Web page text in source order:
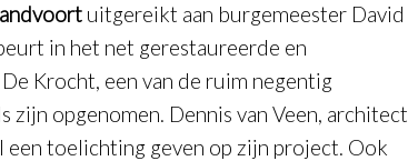
uitgereikt aan burgemeester David
in het net gerestaureerde en
Krocht, een van de ruim negentig
zijn opgenomen. Dennis van Veen, architect
een toelichting geven op zijn project. Ook